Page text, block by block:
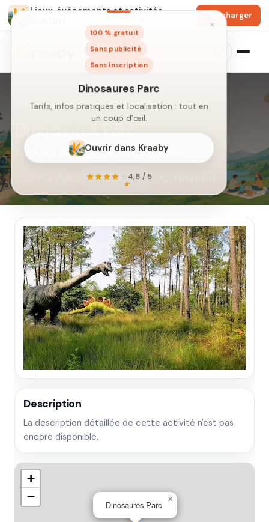
Lieux, événements et activités
Télécharger
×
100 % gratuit
Sans publicité
Sans inscription
Dinosaures Parc
Tarifs, infos pratiques et localisation : tout en
Ouvrir dans Kraaby
4,8 / 5
Accueil› Activités›Dinosaures Parc
Dinosaures Parc
Activité à découvrir partout en France.
Itinéraire
Description
La description détaillée de cette activité n'est pas
encore disponible.
Dinosaures Parc
×
+
−